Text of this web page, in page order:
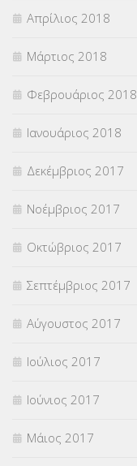
Απρίλιος 2018
Μάρτιος 2018
Φεβρουάριος 2018
Ιανουάριος 2018
Δεκέμβριος 2017
Νοέμβριος 2017
Οκτώβριος 2017
Σεπτέμβριος 2017
Αύγουστος 2017
Ιούλιος 2017
Ιούνιος 2017
Μάιος 2017